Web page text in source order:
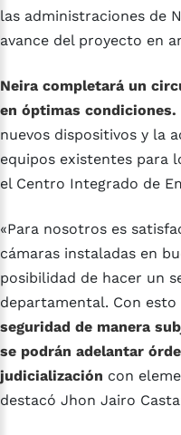
las administraciones de
avance del proyecto en
Neira completará un
en óptimas condiciones.
nuevos dispositivos y la
equipos existentes para
el Centro Integrado de
«Para nosotros es
cámaras instaladas en
posibilidad de hacer un
departamental. Con esto
seguridad de manera
se podrán adelantar
judicialización con
destacó Jhon Jairo